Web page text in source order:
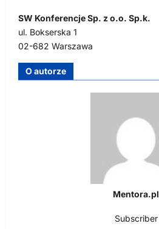
SW Konferencje Sp. z o.o. Sp.k.
ul. Bokserska 1
02-682 Warszawa
O autorze
Mentora.pl
Subscriber